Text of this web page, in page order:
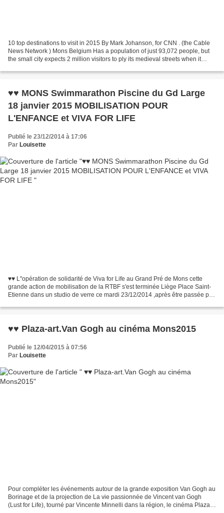
10 top destinations to visit in 2015 By Mark Johanson, for CNN . (the Cable
News Network ) Mons Belgium Has a population of just 93,072 people, but
the small city expects 2 million visitors to ply its medieval streets when it
♥♥ MONS Swimmarathon Piscine du Gd Large
18 janvier 2015 MOBILISATION POUR
L'ENFANCE et VIVA FOR LIFE
Publié le 23/12/2014 à 17:06
Par Louisette
♥♥ L''opération de solidarité de Viva for Life au Grand Pré de Mons cette
grande action de mobilisation de la RTBF s'est terminée Liège Place Saint-
Etienne dans un studio de verre ce mardi 23/12/2014 ,après être passée par
♥♥ Plaza-art.Van Gogh au cinéma Mons2015
Publié le 12/04/2015 à 07:56
Par Louisette
Pour compléter les événements autour de la grande exposition Van Gogh au
Borinage et de la projection de La vie passionnée de Vincent van Gogh
(Lust for Life), tourné par Vincente Minnelli dans la région, le cinéma Plaza-